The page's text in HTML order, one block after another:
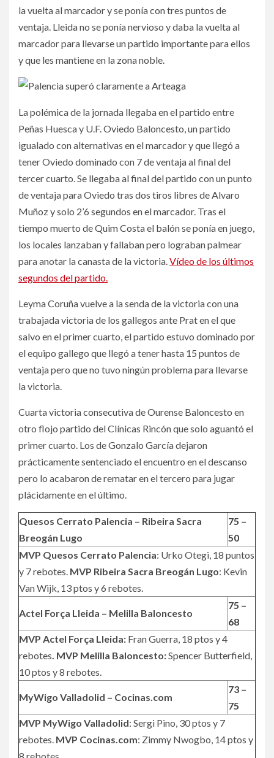
la vuelta al marcador y se ponía con tres puntos de
ventaja. Lleida no se ponía nervioso y daba la vuelta al
marcador para llevarse un partido importante para ellos
y que les mantiene en la zona noble.
La polémica de la jornada llegaba en el partido entre
Peñas Huesca y U.F. Oviedo Baloncesto, un partido
igualado con alternativas en el marcador y que llegó a
tener Oviedo dominado con 7 de ventaja al final del
tercer cuarto. Se llegaba al final del partido con un punto
de ventaja para Oviedo tras dos tiros libres de Alvaro
Muñoz y solo 2’6 segundos en el marcador. Tras el
tiempo muerto de Quim Costa el balón se ponía en juego,
los locales lanzaban y fallaban pero lograban palmear
para anotar la canasta de la victoria.Vídeo de los últimos
segundos del partido.
Leyma Coruña vuelve a la senda de la victoria con una
trabajada victoria de los gallegos ante Prat en el que
salvo en el primer cuarto, el partido estuvo dominado por
el equipo gallego que llegó a tener hasta 15 puntos de
ventaja pero que no tuvo ningún problema para llevarse
la victoria.
Cuarta victoria consecutiva de Ourense Baloncesto en
otro flojo partido del Clínicas Rincón que solo aguantó el
primer cuarto. Los de Gonzalo García dejaron
prácticamente sentenciado el encuentro en el descanso
pero lo acabaron de rematar en el tercero para jugar
plácidamente en el último.
Quesos Cerrato Palencia – Ribeira Sacra
Breogán Lugo
75 –
50
MVP Quesos Cerrato Palencia: Urko Otegi, 18 puntos
y 7 rebotes. MVP Ribeira Sacra Breogán Lugo: Kevin
Van Wijk, 13 ptos y 6 rebotes.
Actel Força Lleida – Melilla Baloncesto
75 –
68
MVP Actel Força Lleida: Fran Guerra, 18 ptos y 4
rebotes. MVP Melilla Baloncesto:Spencer Butterfield,
10 ptos y 8 rebotes.
MyWigo Valladolid – Cocinas.com
73 –
75
MVP MyWigo Valladolid: Sergi Pino, 30 ptos y 7
rebotes. MVP Cocinas.com: Zimmy Nwogbo, 14 ptos y